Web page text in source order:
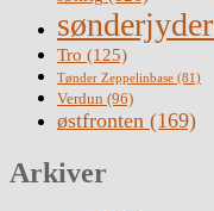
sønderjyder
Tro (125)
Tønder Zeppelinbase (81)
Verdun (96)
østfronten (169)
Arkiver